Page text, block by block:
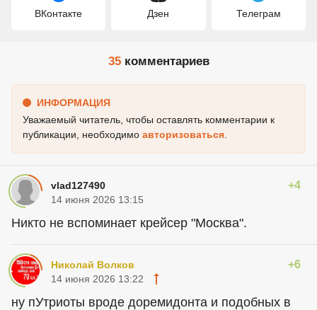
ВКонтакте Дзен Телеграм
35комментариев
ИНФОРМАЦИЯ
Уважаемый читатель, чтобы оставлять комментарии к
публикации, необходимо авторизоваться
vlad127490 +4
14 июня 2026 13:15
Никто не вспоминает крейсер "Москва".
Николай Волков +6
14 июня 2026 13:22
ну пУтриоты вроде доремидонта и подобных в